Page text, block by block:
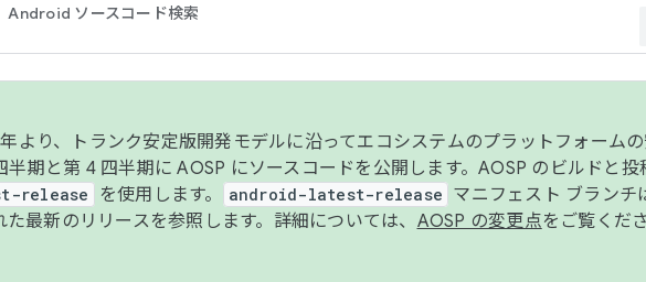
Android ソースコード検索
より、トランク安定版開発モデルに沿ってエコシステムのプラットフォームの
半期と第 4 四半期に AOSP にソースコードを公開します。AOSP のビルドと投
release
を使用します。 android-latest-release マニフェスト ブランチ
た最新のリリースを参照します。詳細については、 AOSP の変更点をご覧くだ